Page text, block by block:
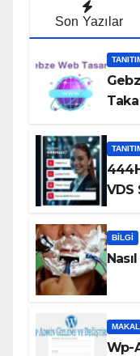
Son Yazılar
VDS
BILGI
Wp-